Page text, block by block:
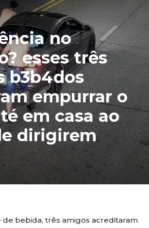
no
esses três
b3b4dos
empurrar o
em casa ao
dirigirem
de bebida, três amigos acreditaram